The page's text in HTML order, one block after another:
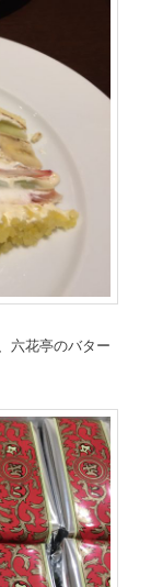
六花亭のバター